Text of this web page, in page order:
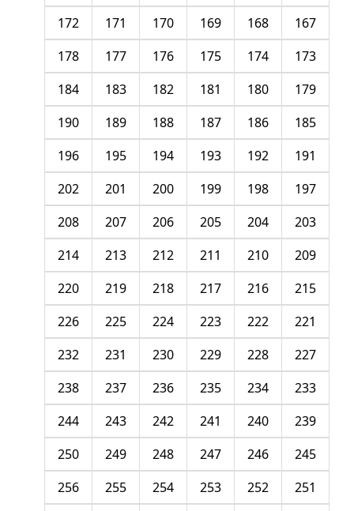
167
168
169
170
171
172
173
174
175
176
177
178
179
180
181
182
183
184
185
186
187
188
189
190
191
192
193
194
195
196
197
198
199
200
201
202
203
204
205
206
207
208
209
210
211
212
213
214
215
216
217
218
219
220
221
222
223
224
225
226
227
228
229
230
231
232
233
234
235
236
237
238
239
240
241
242
243
244
245
246
247
248
249
250
251
252
253
254
255
256